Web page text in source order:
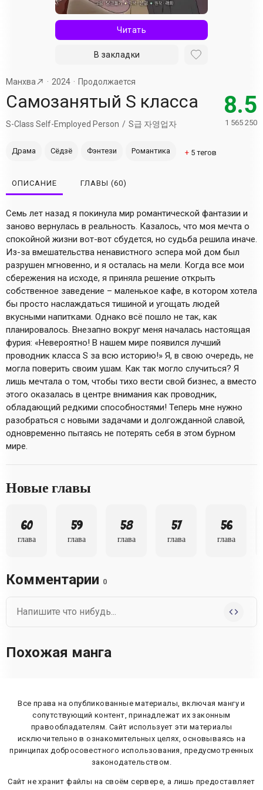
Читать
В закладки
Манхва 2024 Продолжается
Самозанятый S класса
S-Class Self-Employed Person S급 자영업자
8.5
1 565 250
Драма Сёдзё Фэнтези Романтика + 5 тегов
ОПИСАНИЕ ГЛАВЫ (60)
Семь лет назад я покинула мир романтической фантазии и
заново вернулась в реальность. Казалось, что моя мечта о
спокойной жизни вот-вот сбудется, но судьба решила иначе.
Из-за вмешательства ненавистного эспера мой дом был
разрушен мгновенно, и я осталась на мели. Когда все мои
сбережения на исходе, я приняла решение открыть
собственное заведение – маленькое кафе, в котором хотела
бы просто наслаждаться тишиной и угощать людей
вкусными напитками. Однако всё пошло не так, как
планировалось. Внезапно вокруг меня началась настоящая
фурия: «Невероятно! В нашем мире появился лучший
проводник класса S за всю историю!» Я, в свою очередь, не
могла поверить своим ушам. Как так могло случиться? Я
лишь мечтала о том, чтобы тихо вести свой бизнес, а вместо
этого оказалась в центре внимания как проводник,
обладающий редкими способностями! Теперь мне нужно
разобраться с новыми задачами и долгожданной славой,
одновременно пытаясь не потерять себя в этом бурном
мире.
Новые главы
60
глава
59
глава
58
глава
57
глава
56
глава
Комментарии 0
Похожая манга
Все права на опубликованные материалы, включая мангу и
сопутствующий контент, принадлежат их законным
правообладателям. Сайт использует эти материалы
исключительно в ознакомительных целях, основываясь на
принципах добросовестного использования, предусмотренных
законодательством.
Сайт не хранит файлы на своём сервере, а лишь предоставляет